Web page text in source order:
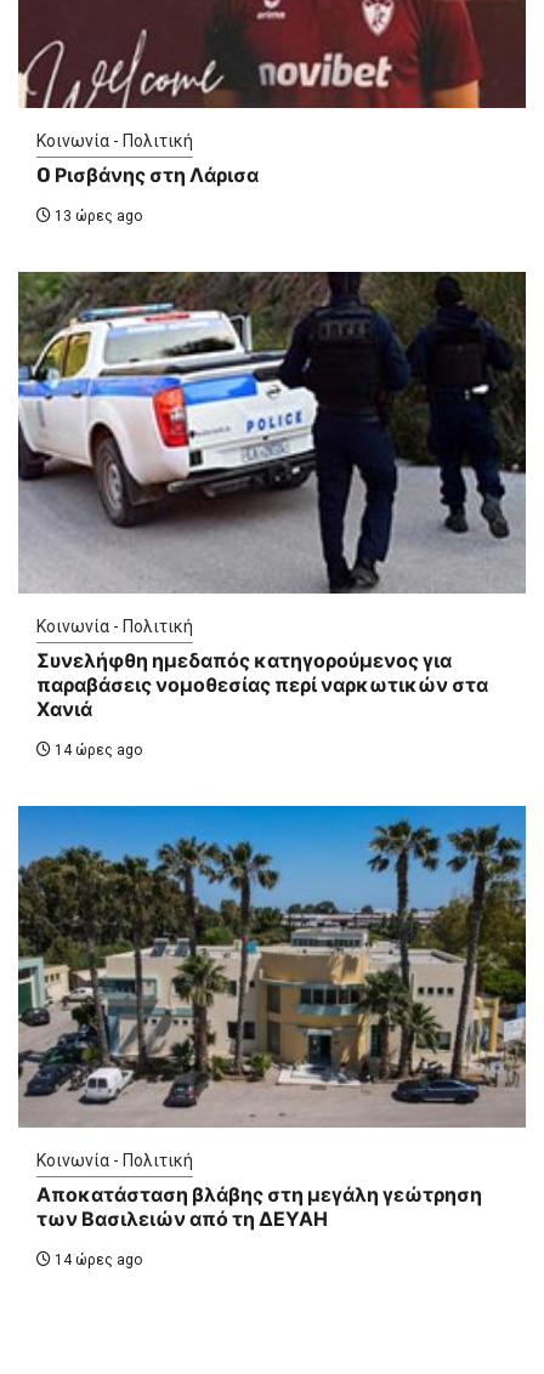
Κοινωνία - Πολιτική
O Ρισβάνης στη Λάρισα
13 ώρες ago
Κοινωνία - Πολιτική
Συνελήφθη ημεδαπός κατηγορούμενος για
παραβάσεις νομοθεσίας περί ναρκωτικών στα
Χανιά
14 ώρες ago
Κοινωνία - Πολιτική
Αποκατάσταση βλάβης στη μεγάλη γεώτρηση
των Βασιλειών από τη ΔΕΥΑΗ
14 ώρες ago